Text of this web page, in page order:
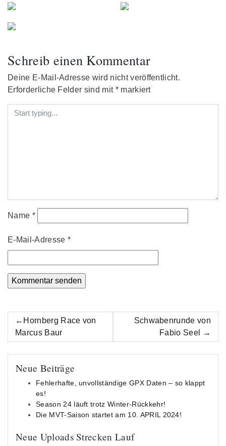
Schreib einen Kommentar
Deine E-Mail-Adresse wird nicht veröffentlicht.
Erforderliche Felder sind mit *markiert
Name *
E-Mail-Adresse *
Beitrags-
Navigation
Hornberg Race von
Marcus Baur
Schwabenrunde von
Fabio Seel
Neue Beiträge
Fehlerhafte, unvollständige GPX Daten – so klappt
es!
Season 24 läuft trotz Winter-Rückkehr!
Die MVT-Saison startet am 10. APRIL 2024!
Neue Uploads Strecken Lauf